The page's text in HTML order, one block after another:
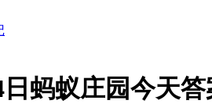
日蚂蚁庄园今天答